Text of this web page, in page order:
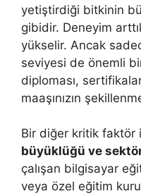
yetiştirdiği bitkinin
gibidir. Deneyim
yükselir. Ancak
seviyesi de önemli
diploması,
maaşınızın
Bir diğer kritik faktör
büyüklüğü ve
çalışan bilgisayar
veya özel eğitim